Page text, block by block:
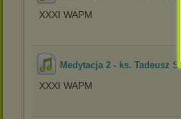
XXXI WAPM
Medytacja 2 - ks. Tadeusz
XXXI WAPM